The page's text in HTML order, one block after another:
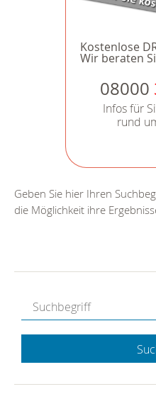
Kostenlose
Wir beraten
08000
Infos für
rund
Geben Sie hier Ihren
die Möglichkeit ihre